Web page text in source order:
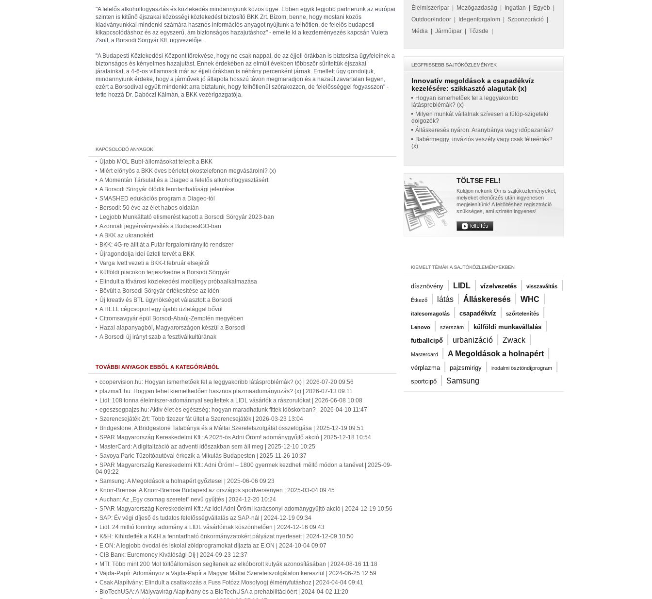
"A felelős alkoholfogyasztás és közlekedés mindannyiunk közös ügye. Ebben egyik legjobb partnerünk az európai
szinten is kitűnő éjszakai közösségi közlekedést biztosító BKK Zrt. Bízom, benne, hogy mostani közös
kiadványunkkal mindenki számára hasznos információs anyagot nyújtunk a felhőtlen, de felelős budapesti
kikapcsolódáshoz és az egyszerű, ám biztonságos hazajutáshoz" - emelte ki a kezdeményezés kapcsán Vuleta
Zsolt, a Borsodi Sörgyár Kft. ügyvezetője.
"A Budapesti Közlekedési Központ törekvése, hogy ne csak nappal, de az éjjeli órákban is biztosítsa ügyfeleinek a
biztonságos és kényelmes hazajutást. Ennek érdekében az elmúlt években többször sűrítettük éjszakai
járatainkat, a 4-6-os villamosok már az éjjeli órákban is néhány percenként járnak. Emellett úgy gondoljuk,
mindannyiunk érdeke, hogy a járművek jó állapota hosszú távon megmaradjon és a hazaút zavartalan legyen,
ezért a Borsodival együtt mindenkit arra biztatunk, hogy felhőtlenül szórakozzon, de felelősséggel fogyasszon" -
tette hozzá Dr. Dabóczi Kálmán, a BKK vezérigazgatója.
Újabb MOL Bubi-állomásokat telepít a BKK
Miért előnyös a BKK éves bérletet okostelefonon megvásárolni? (x)
A Momentán Társulat és a Diageo a felelős alkoholfogyasztásért
A Borsodi Sörgyár ötödik fenntarthatósági jelentése
SMASHED edukációs program a Diageo-tól
Borsodi: 50 éve az élet habos oldalán
Legjobb Munkáltató elismerést kapott a Borsodi Sörgyár 2023-ban
Azonnali jegyérvényesítés a BudapestGO-ban
A BKK az ukranokért
BKK: 4G-re állt át a Futár forgalomirányító rendszer
Újragondolja idei üzleti tervét a BKK
Varga Ivett vezeti a BKK-t február elsejétől
Külföldi piacokon terjeszkedne a Borsodi Sörgyár
Elindult a fővárosi közlekedési mobiljegy próbaalkalmazása
Bővült a Borsodi Sörgyár értékesítése az idén
Új kreatív és BTL ügynökséget választott a Borsodi
A HELL cégcsoport egy újabb üzletággal bővül
Citromsavgyár épül Borsod-Abaúj-Zemplén megyében
Hazai alapanyagból, Magyarországon készül a Borsodi
A Borsodi új irányt szab a fesztiválkultúrának
TOVÁBBI ANYAGOK EBBŐL A KATEGÓRIÁBÓL
coopervision.hu: Hogyan ismerhetőek fel a leggyakoribb látásproblémák? (x) | 2026-07-20 09:56
plazma1.hu: Hogyan lehet kiemelkedően hasznos plazmaadományozás? (x) | 2026-07-13 09:11
Lidl: 108 tonna élelmiszer-adománnyal segítettek a LIDL vásárlók a rászorulókat | 2026-06-08 10:08
egeszsegpajzs.hu: Aktív élet és egészség: hogyan maradhatunk fittek időskorban? | 2026-04-10 11:47
Szerencsejáték Zrt: Több tízezer fát ültet a Szerencsejáték | 2026-03-23 13:04
Bridgestone: A Bridgestone Tatabánya és a Máltai Szeretetszolgálat összefogása | 2025-12-19 09:51
SPAR Magyarország Kereskedelmi Kft.: A 2025-ös Adni Öröm! adománygyűjtő akció | 2025-12-18 10:54
MasterCard: A digitalizáció az adventi időszakban sem áll meg | 2025-12-10 10:25
Savoya Park: Tűzoltóautóval érkezik a Mikulás Budapesten | 2025-11-26 10:37
SPAR Magyarország Kereskedelmi Kft.: Adni Öröm! – 1800 gyermek kezdheti méltó módon a tanévet | 2025-09-
04 09:22
Samsung: A Megoldások a holnapért győztesei | 2025-06-06 09:23
Knorr-Bremse: A Knorr-Bremse Budapest az országos sportversenyen | 2025-03-04 09:45
Auchan: Az „Egy csomag szeretet” nevű gyűjtés | 2024-12-20 10:24
SPAR Magyarország Kereskedelmi Kft.: Az idei Adni Öröm! karácsonyi adománygyűjtő akció | 2024-12-19 10:56
SAP: Év végi díjeső és tudatos felelősségvállalás az SAP-nál | 2024-12-19 09:34
Lidl: 24 millió forintnyi adomány a LIDL vásárlóinak köszönhetően | 2024-12-16 09:43
K&H: Kihirdették a K&H a fenntartható önkormányzatokért pályázat nyerteseit | 2024-12-09 10:50
E.ON: A legjobb óvodai és iskolai zöldprogramokat díjazta az E.ON | 2024-10-04 09:07
CIB Bank: Euromoney Kiválósági Díj | 2024-09-23 12:37
MTI: Több mint 200 Mol töltőállomáson segítenek az elkóborolt kutyák azonosításában | 2024-08-16 11:18
Vajda-Papír: Adományoz a Vajda-Papír a Magyar Máltai Szeretetszolgálaton keresztül | 2024-06-25 12:59
Csak Alapítvány: Elindult a csatlakozás a Fuss Fotózz Mosolyogj élményfutáshoz | 2024-04-04 09:41
BioTechUSA: A Mályvavirág Alapítvány és a BioTechUSA a prehabilitációért | 2024-04-02 11:20
Élelmiszeripar
Mezőgazdaság Ingatlan Egyéb
Outdoor/indoor
Idegenforgalom Szponzoráció
Média
Járműipar Tőzsde
Innovatív megoldások a csapadékvíz
kezelésére: szikkasztó alagutak (x)
Hogyan ismerhetőek fel a leggyakoribb
látásproblémák? (x)
Milyen munkát vállalnak szívesen a fülöp-szigeteki
dolgozók?
Álláskeresés nyáron: Aranybánya vagy időpazarlás?
Babérmeggy: inváziós veszély vagy csak félreértés?
(x)
TÖLTSE FEL!
Küldjön nekünk Ön is sajtóközleményeket,
melyeket ellenőrzés után ingyenesen
megjelenítünk! A feltöltéshez regisztráció
szükséges, ami szintén ingyenes!
dísznövény | LIDL | vízelvezetés | visszaváltás |
Étkező | látás | Álláskeresés | WHC |
italcsomagolás | csapadékvíz | szőrtelenítés |
Lenovo | szerszám | külföldi munkavállalás |
futballcipő | urbanizáció | Zwack |
Mastercard | A Megoldások a holnapért |
vérplazma | pajzsmirigy | irodalmi ösztöndíjprogram |
sportcipő | Samsung